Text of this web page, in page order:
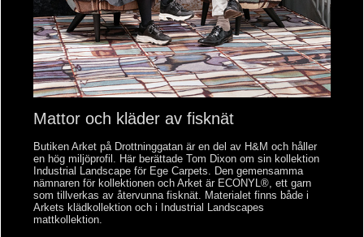
Mattor och kläder av fisknät
Butiken Arket på Drottninggatan är en del av H&M och håller
en hög miljöprofil. Här berättade Tom Dixon om sin kollektion
Industrial Landscape för Ege Carpets. Den gemensamma
nämnaren för kollektionen och Arket är ECONYL®, ett garn
som tillverkas av återvunna fisknät. Materialet finns både i
Arkets klädkollektion och i Industrial Landscapes
mattkollektion.